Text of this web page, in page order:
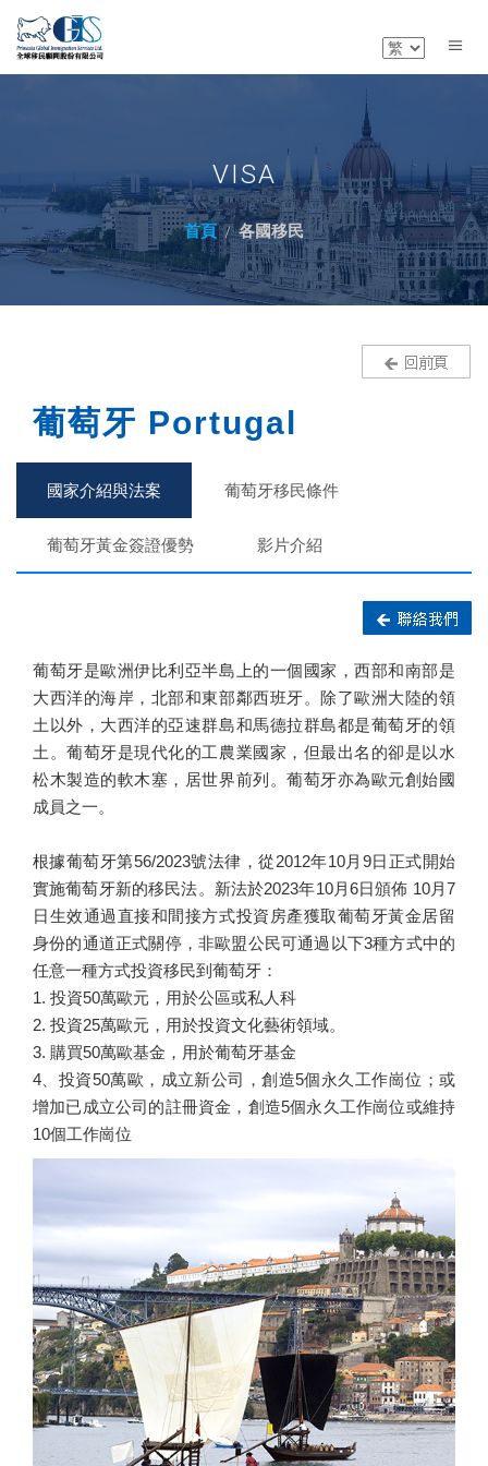
VISA
首頁 各國移民
葡萄牙 Portugal
國家介紹與法案 葡萄牙移民條件
葡萄牙黃金簽證優勢 影片介紹
葡萄牙是歐洲伊比利亞半島上的一個國家，西部和南部是
大西洋的海岸，北部和東部鄰西班牙。除了歐洲大陸的領
土以外，大西洋的亞速群島和馬德拉群島都是葡萄牙的領
土。葡萄牙是現代化的工農業國家，但最出名的卻是以水
松木製造的軟木塞，居世界前列。葡萄牙亦為歐元創始國
成員之一。
根據葡萄牙第56/2023號法律，從2012年10月9日正式開始
實施葡萄牙新的移民法。新法於2023年10月6日頒佈 10月7
日生效通過直接和間接方式投資房產獲取葡萄牙黃金居留
身份的通道正式關停，非歐盟公民可通過以下3種方式中的
任意一種方式投資移民到葡萄牙：
1. 投資50萬歐元，用於公區或私人科
2. 投資25萬歐元，用於投資文化藝術領域。
3. 購買50萬歐基金，用於葡萄牙基金
4、投資50萬歐，成立新公司，創造5個永久工作崗位；或
增加已成立公司的註冊資金，創造5個永久工作崗位或維持
10個工作崗位